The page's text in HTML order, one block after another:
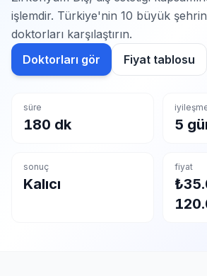
işlemdir. Türkiye'nin 10 büyük
doktorları karşılaştırın.
Doktorları gör
Fiyat tablosu
süre
180 dk 5
sonuç
Kalıcı
fiyat